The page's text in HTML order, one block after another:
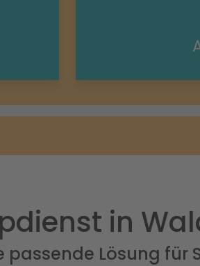
in
passende Lösung für